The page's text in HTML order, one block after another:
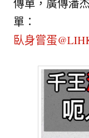
傳單，廣傳潘
單：
臥身嘗蛋